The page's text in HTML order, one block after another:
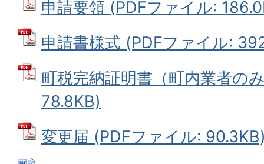
申請要領 (PDFファイル:
申請書様式 (PDFファイル:
町税完納証明書（町内業者の
78.8KB)
変更届 (PDFファイル: